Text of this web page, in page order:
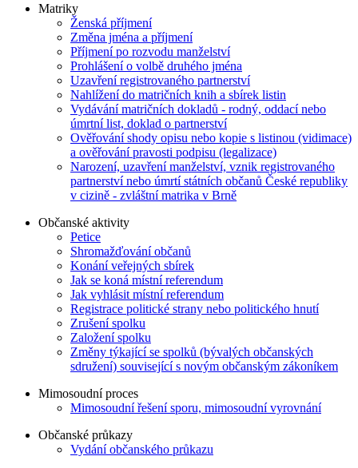
Matriky
Ženská příjmení
Změna jména a příjmení
Příjmení po rozvodu manželství
Prohlášení o volbě druhého jména
Uzavření registrovaného partnerství
Nahlížení do matričních knih a sbírek listin
Vydávání matričních dokladů - rodný, oddací nebo
úmrtní list, doklad o partnerství
Ověřování shody opisu nebo kopie s listinou (vidimace)
a ověřování pravosti podpisu (legalizace)
Narození, uzavření manželství, vznik registrovaného
partnerství nebo úmrtí státních občanů České republiky
v cizině - zvláštní matrika v Brně
Občanské aktivity
Petice
Shromažďování občanů
Konání veřejných sbírek
Jak se koná místní referendum
Jak vyhlásit místní referendum
Registrace politické strany nebo politického hnutí
Zrušení spolku
Založení spolku
Změny týkající se spolků (bývalých občanských
sdružení) související s novým občanským zákoníkem
Mimosoudní proces
Mimosoudní řešení sporu, mimosoudní vyrovnání
Občanské průkazy
Vydání občanského průkazu